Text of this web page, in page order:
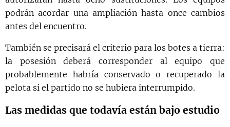
podrán acordar una ampliación hasta once cambios
antes del encuentro.
También se precisará el criterio para los botes a tierra:
la posesión deberá corresponder al equipo que
probablemente habría conservado o recuperado la
pelota si el partido no se hubiera interrumpido.
Las medidas que todavía están bajo estudio